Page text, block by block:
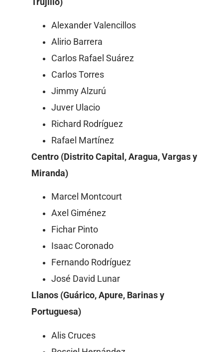
Alexander Valencillos
Alirio Barrera
Carlos Rafael Suárez
Carlos Torres
Jimmy Alzurú
Juver Ulacio
Richard Rodríguez
Rafael Martínez
Centro (Distrito Capital, Aragua, Vargas y
Miranda)
Marcel Montcourt
Axel Giménez
Fichar Pinto
Isaac Coronado
Fernando Rodríguez
José David Lunar
Llanos (Guárico, Apure, Barinas y
Portuguesa)
Alis Cruces